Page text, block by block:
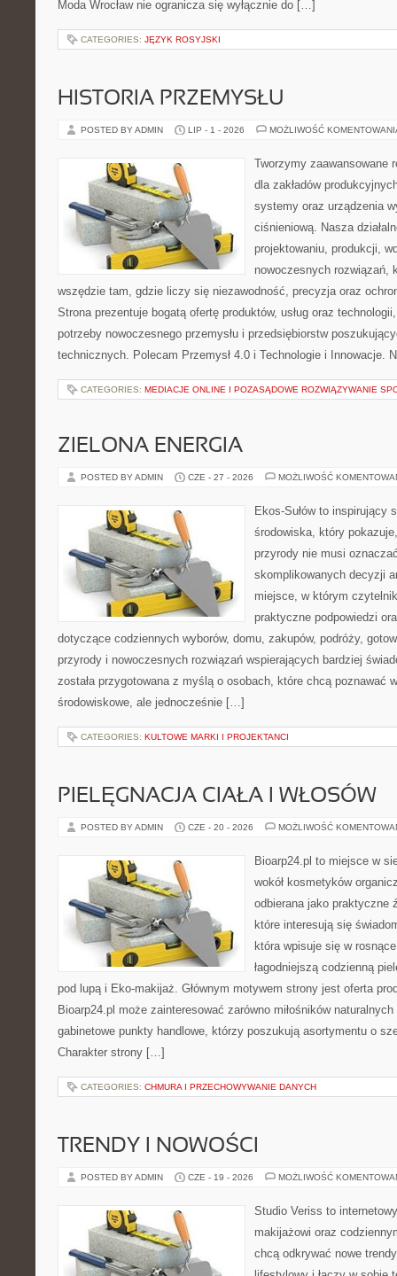
Moda Wrocław nie ogranicza się wyłącznie do […]
CATEGORIES: JĘZYK ROSYJSKI
HISTORIA PRZEMYSŁU
POSTED BY ADMIN LIP - 1 - 2026 MOŻLIWOŚĆ
Tworzymy zaawansowane
dla zakładów
systemy oraz urządzenia
ciśnieniową. Nasza
projektowaniu, produkcji,
nowoczesnych rozwiązań,
wszędzie tam, gdzie liczy się niezawodność, precyzja oraz
Strona prezentuje bogatą ofertę produktów, usług oraz
potrzeby nowoczesnego przemysłu i przedsiębiorstw
technicznych. Polecam Przemysł 4.0 i Technologie i Innowacje.
CATEGORIES: MEDIACJE ONLINE I POZASĄDOWE ROZWIĄZYWANIE
ZIELONA ENERGIA
POSTED BY ADMIN CZE - 27 - 2026 MOŻLIWOŚĆ
Ekos-Sułów to inspirujący
środowiska, który
przyrody nie musi
skomplikowanych decyzji
miejsce, w którym
praktyczne podpowiedzi
dotyczące codziennych wyborów, domu, zakupów, podróży,
przyrody i nowoczesnych rozwiązań wspierających bardziej
została przygotowana z myślą o osobach, które chcą poznawać
środowiskowe, ale jednocześnie […]
CATEGORIES: KULTOWE MARKI I PROJEKTANCI
PIELĘGNACJA CIAŁA I WŁOSÓW
POSTED BY ADMIN CZE - 20 - 2026 MOŻLIWOŚĆ
Bioarp24.pl to miejsce w
wokół kosmetyków
odbierana jako praktyczne
które interesują się
która wpisuje się w
łagodniejszą codzienną
pod lupą i Eko-makijaż. Głównym motywem strony jest oferta
Bioarp24.pl może zainteresować zarówno miłośników
gabinetowe punkty handlowe, którzy poszukują asortymentu o
Charakter strony […]
CATEGORIES: CHMURA I PRZECHOWYWANIE DANYCH
TRENDY I NOWOŚCI
POSTED BY ADMIN CZE - 19 - 2026 MOŻLIWOŚĆ
Studio Veriss to
makijażowi oraz
chcą odkrywać nowe